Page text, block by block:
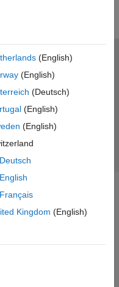
(English)
(English)
(Deutsch)
(English)
(English)
Deutsch
English
Français
Kingdom (English)
シー ポリシー
ステータス